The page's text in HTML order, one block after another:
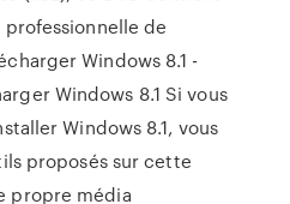
de
Windows 8.1 -
Windows 8.1 Si vous
Windows 8.1, vous
proposés sur cette
propre média